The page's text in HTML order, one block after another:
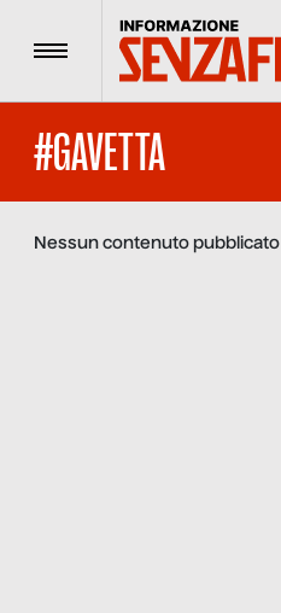
Menu
#GAVETTA
Nessun contenuto pubblicato